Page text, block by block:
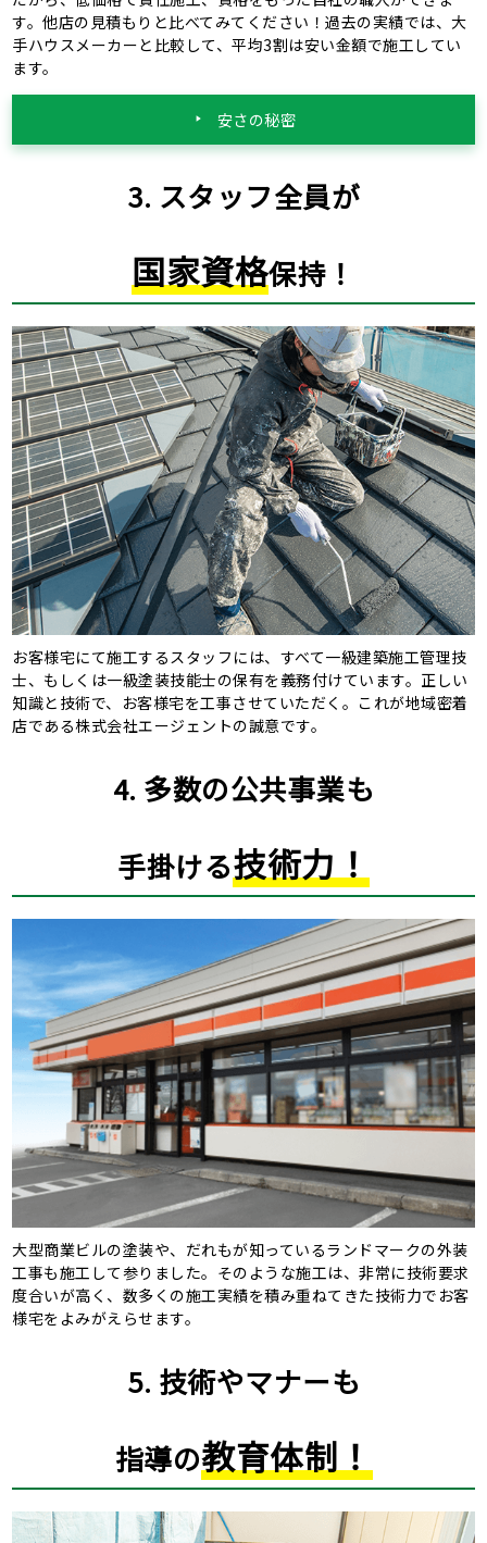
す。他店の見積もりと比べてみてください！過去の実績では、大
手ハウスメーカーと比較して、平均3割は安い金額で施工してい
ます。
安さの秘密
3. スタッフ全員が
国家資格保持！
お客様宅にて施工するスタッフには、すべて一級建築施工管理技
士、もしくは一級塗装技能士の保有を義務付けています。正しい
知識と技術で、お客様宅を工事させていただく。これが地域密着
店である株式会社エージェントの誠意です。
4. 多数の公共事業も
手掛ける技術力！
大型商業ビルの塗装や、だれもが知っているランドマークの外装
工事も施工して参りました。そのような施工は、非常に技術要求
度合いが高く、数多くの施工実績を積み重ねてきた技術力でお客
様宅をよみがえらせます。
5. 技術やマナーも
指導の教育体制！